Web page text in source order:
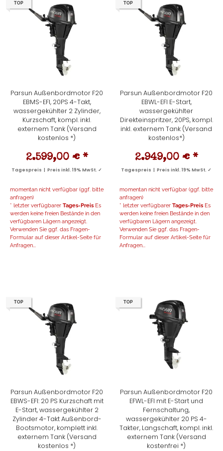
TOP
Parsun Außenbordmotor F20
EBMS-EFI, 20PS 4-Takt,
wassergekühlter 2 Zylinder,
Kurzschaft, kompl. inkl.
externem Tank (Versand
kostenlos *)
2.599,00 € *
Tagespreis | Preis inkl. 19% MwSt. ✓
momentan nicht verfügbar (ggf. bitte
anfragen)
* letzter verfügbarer Tages-Preis Es
werden keine freien Bestände in den
verfügbaren Lägern angezeigt.
Verwenden Sie ggf. das Fragen-
Formular auf dieser Artikel-Seite für
Anfragen...
TOP
Parsun Außenbordmotor F20
EBWL-EFI E-Start,
wassergekühlter
Direkteinspritzer, 20PS, kompl.
inkl. externem Tank (Versand
kostenlos*)
2.949,00 € *
Tagespreis | Preis inkl. 19% MwSt. ✓
momentan nicht verfügbar (ggf. bitte
anfragen)
* letzter verfügbarer Tages-Preis Es
werden keine freien Bestände in den
verfügbaren Lägern angezeigt.
Verwenden Sie ggf. das Fragen-
Formular auf dieser Artikel-Seite für
Anfragen...
TOP
Parsun Außenbordmotor F20
EBWS-EFI: 20 PS Kurzschaft mit
E-Start, wassergekühlter 2
Zylinder 4-Takt Außenbord-
Bootsmotor, komplett inkl.
externem Tank (Versand
kostenlos *)
TOP
Parsun Außenbordmotor F20
EFWL-EFI mit E-Start und
Fernschaltung,
wassergekühlter 20 PS 4-
Takter, Langschaft, kompl. inkl.
externem Tank (Versand
kostenfrei *)